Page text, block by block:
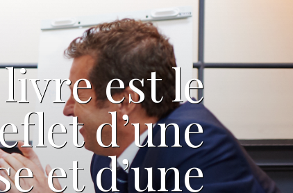
est le
d’une
et d’une